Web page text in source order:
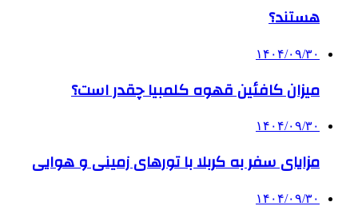
هستند؟
۱۴۰۴/۰۹/۳۰
میزان کافئین قهوه کلمبیا چقدر است؟
۱۴۰۴/۰۹/۳۰
مزایای سفر به کربلا با تورهای زمینی و هوایی
۱۴۰۴/۰۹/۳۰